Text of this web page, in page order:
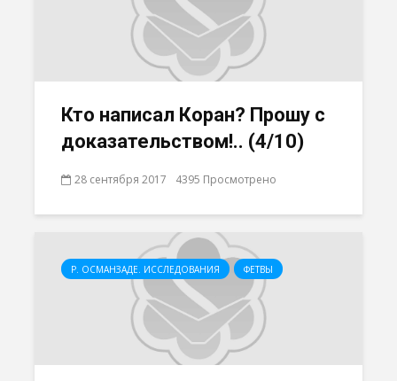
Кто написал Коран? Прошу с
доказательством!.. (4/10)
28 сентября 2017 4395 Просмотрено
Р. ОСМАНЗАДЕ. ИССЛЕДОВАНИЯ ФЕТВЫ